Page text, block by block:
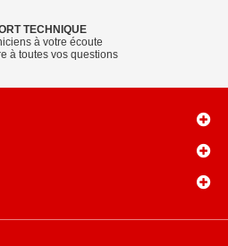
TECHNIQUE
à votre écoute
à toutes vos questions